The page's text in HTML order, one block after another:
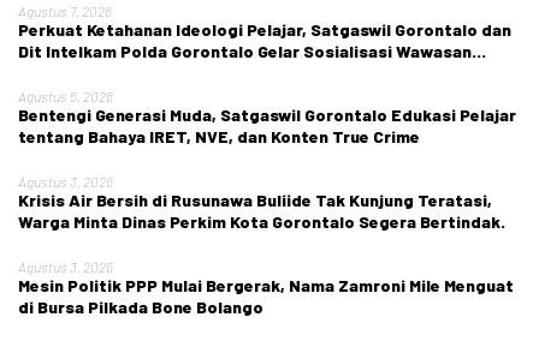
Agustus 7, 2026
Perkuat Ketahanan Ideologi Pelajar, Satgaswil Gorontalo dan
Dit Intelkam Polda Gorontalo Gelar Sosialisasi Wawasan
Agustus 5, 2026
Bentengi Generasi Muda, Satgaswil Gorontalo Edukasi Pelajar
tentang Bahaya IRET, NVE, dan Konten True Crime
Agustus 3, 2026
Krisis Air Bersih di Rusunawa Buliide Tak Kunjung Teratasi,
Warga Minta Dinas Perkim Kota Gorontalo Segera Bertindak.
Agustus 3, 2026
Mesin Politik PPP Mulai Bergerak, Nama Zamroni Mile Menguat
di Bursa Pilkada Bone Bolango